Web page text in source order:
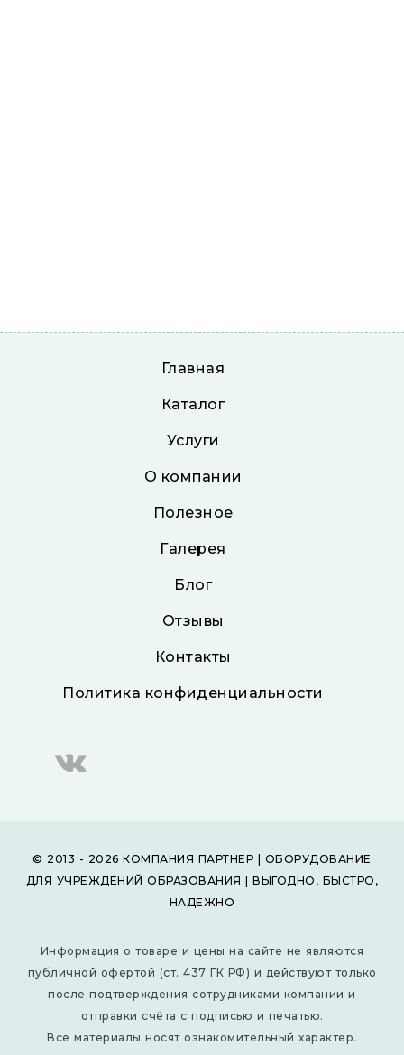
Главная
Каталог
Услуги
О компании
Полезное
Галерея
Блог
Отзывы
Контакты
Политика конфиденциальности
© 2013 - 2026 КОМПАНИЯ ПАРТНЕР | ОБОРУДОВАНИЕ
ДЛЯ УЧРЕЖДЕНИЙ ОБРАЗОВАНИЯ | ВЫГОДНО, БЫСТРО,
НАДЕЖНО
Информация о товаре и цены на сайте не являются
публичной офертой (ст. 437 ГК РФ) и действуют только
после подтверждения сотрудниками компании и
отправки счёта с подписью и печатью.
Все материалы носят ознакомительный характер.